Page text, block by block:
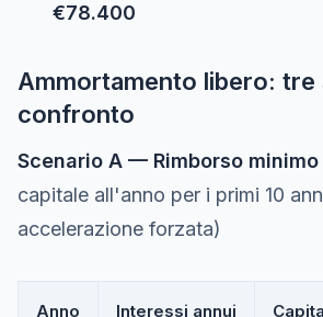
€78.400
Ammortamento libero: tre
confronto
Scenario A — Rimborso minimo
capitale all'anno per i primi 10
accelerazione forzata)
Anno Interessi annui